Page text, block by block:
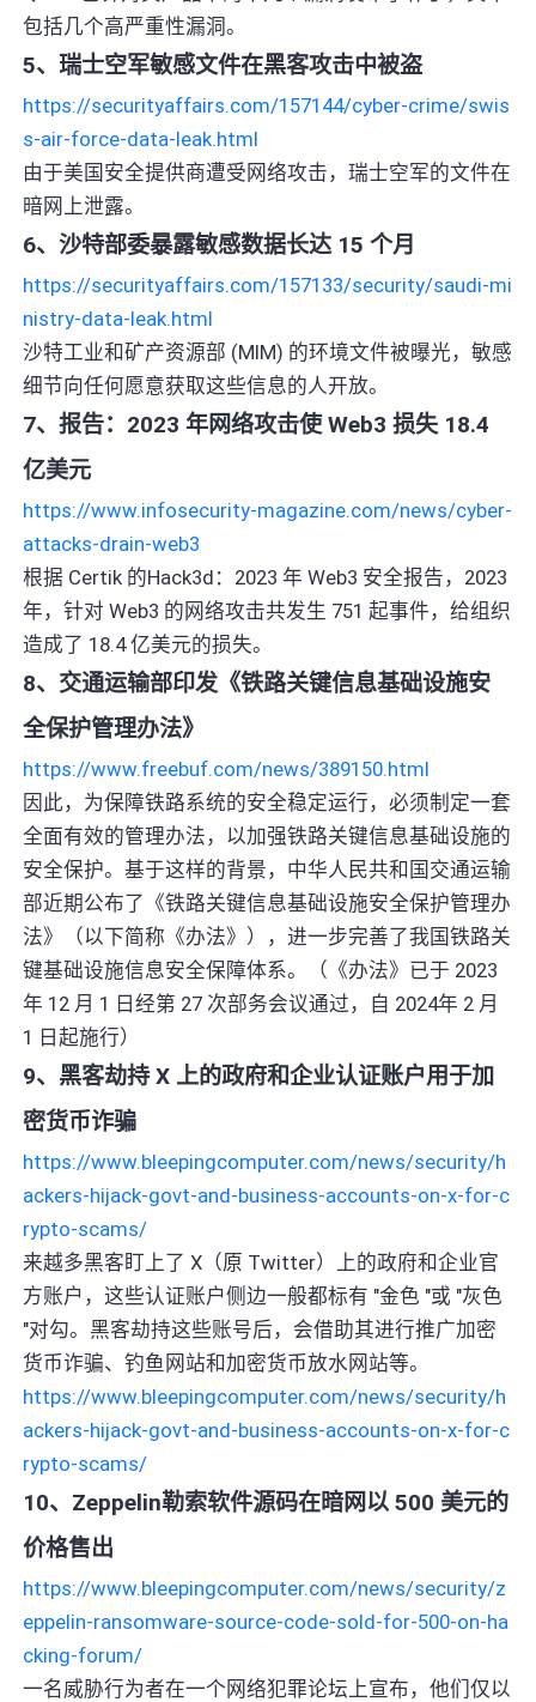
包括几个高严重性漏洞。
5、瑞士空军敏感文件在黑客攻击中被盗
https://securityaffairs.com/157144/cyber-crime/swis
s-air-force-data-leak.html
由于美国安全提供商遭受网络攻击，瑞士空军的文件在
暗网上泄露。
6、沙特部委暴露敏感数据长达 15 个月
https://securityaffairs.com/157133/security/saudi-mi
nistry-data-leak.html
沙特工业和矿产资源部 (MIM) 的环境文件被曝光，敏感
细节向任何愿意获取这些信息的人开放。
7、报告：2023 年网络攻击使 Web3 损失 18.4
亿美元
https://www.infosecurity-magazine.com/news/cyber-
attacks-drain-web3
根据 Certik 的Hack3d：2023 年 Web3 安全报告，2023
年，针对 Web3 的网络攻击共发生 751 起事件，给组织
造成了 18.4 亿美元的损失。
8、交通运输部印发《铁路关键信息基础设施安
全保护管理办法》
https://www.freebuf.com/news/389150.html
因此，为保障铁路系统的安全稳定运行，必须制定一套
全面有效的管理办法，以加强铁路关键信息基础设施的
安全保护。基于这样的背景，中华人民共和国交通运输
部近期公布了《铁路关键信息基础设施安全保护管理办
法》（以下简称《办法》），进一步完善了我国铁路关
键基础设施信息安全保障体系。（《办法》已于 2023
年 12 月 1 日经第 27 次部务会议通过，自 2024年 2 月
1 日起施行）
9、黑客劫持 X 上的政府和企业认证账户用于加
密货币诈骗
https://www.bleepingcomputer.com/news/security/h
ackers-hijack-govt-and-business-accounts-on-x-for-c
rypto-scams/
来越多黑客盯上了 X（原 Twitter）上的政府和企业官
方账户，这些认证账户侧边一般都标有 "金色 "或 "灰色
"对勾。黑客劫持这些账号后，会借助其进行推广加密
货币诈骗、钓鱼网站和加密货币放水网站等。
https://www.bleepingcomputer.com/news/security/h
ackers-hijack-govt-and-business-accounts-on-x-for-c
rypto-scams/
10、Zeppelin勒索软件源码在暗网以 500 美元的
价格售出
https://www.bleepingcomputer.com/news/security/z
eppelin-ransomware-source-code-sold-for-500-on-ha
cking-forum/
一名威胁行为者在一个网络犯罪论坛上宣布，他们仅以